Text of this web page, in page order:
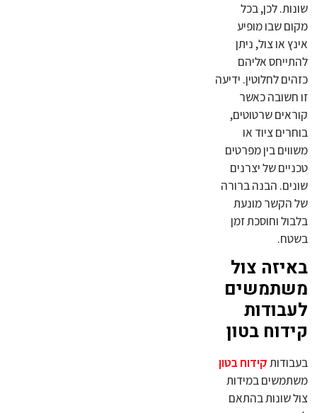
שונות. לכן, בכל
מקום שבו מופיע
אינץ או צול, ניתן
להתייחס אליהם
כזהים לחלוטין. ידיעה
זו חשובה כאשר
קוראים שרטוטים,
בוחרים ציוד או
משווים בין מפרטים
טכניים של יצרנים
שונים. הבנה ברורה
של הקשר מונעת
בלבול וחוסכת זמן
בשטח.
באיזה צול
משתמשים
לעבודות
קידוח בטון
בעבודותקידוח בטון
משתמשים במידות
צול שונות בהתאם